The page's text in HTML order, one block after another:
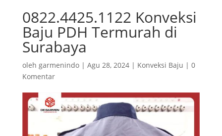
0822.4425.1122 Konveksi
Baju PDH Termurah di
Surabaya
oleh garmenindo| Agu 28, 2024| Konveksi Baju | 0
Komentar